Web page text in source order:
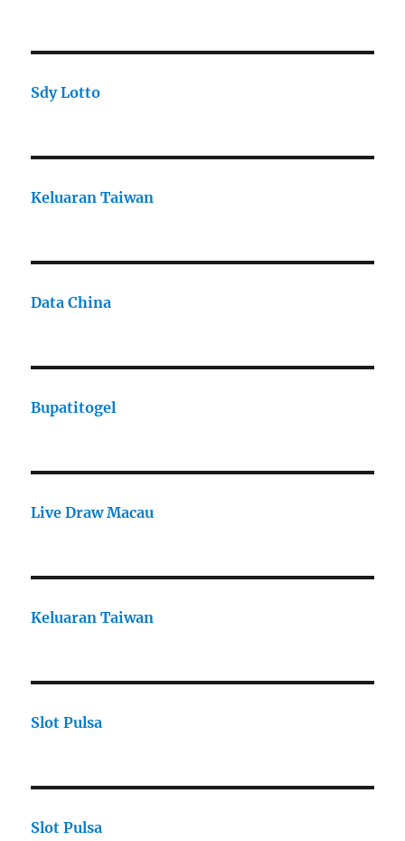
Sdy Lotto
Keluaran Taiwan
Data China
Bupatitogel
Live Draw Macau
Keluaran Taiwan
Slot Pulsa
Slot Pulsa